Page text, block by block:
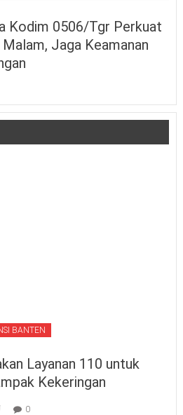
Kodim 0506/Tgr Perkuat
Jaga Keamanan
BANTEN
Layanan 110 untuk
Kekeringan
0